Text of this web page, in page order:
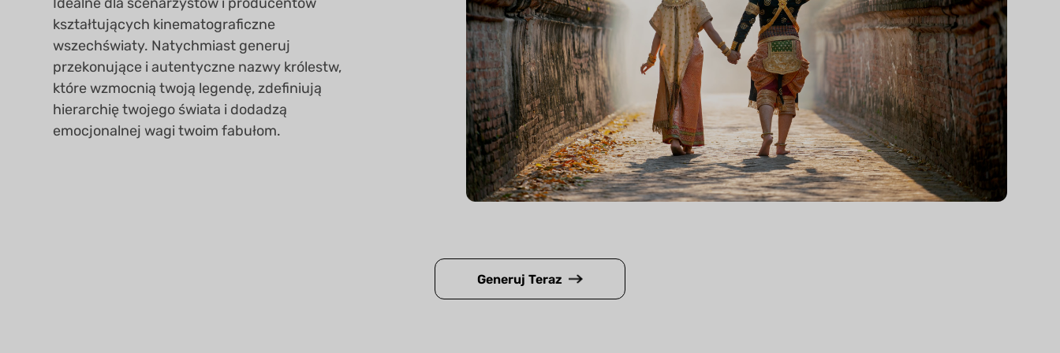
kształtujących kinematograficzne
wszechświaty. Natychmiast generuj
przekonujące i autentyczne nazwy królestw,
które wzmocnią twoją legendę, zdefiniują
hierarchię twojego świata i dodadzą
emocjonalnej wagi twoim fabułom.
Generuj Teraz